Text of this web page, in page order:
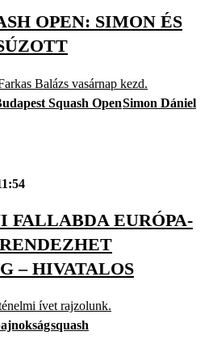
OPEN: SIMON ÉS
Balázs vasárnap kezd.
Squash OpenSimon Dániel
FALLABDA EURÓPA-
– HIVATALOS
ívet rajzolunk.
squash